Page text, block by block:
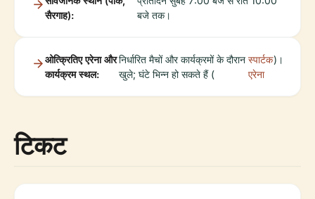
सैरगाह):
बजे तक।
ओत्क्रितिए एरेना और
कार्यक्रम स्थल:
निर्धारित मैचों और कार्यक्रमों के दौरान
खुले; घंटे भिन्न हो सकते हैं (
स्पार्टक
एरेना
)।
टिकट